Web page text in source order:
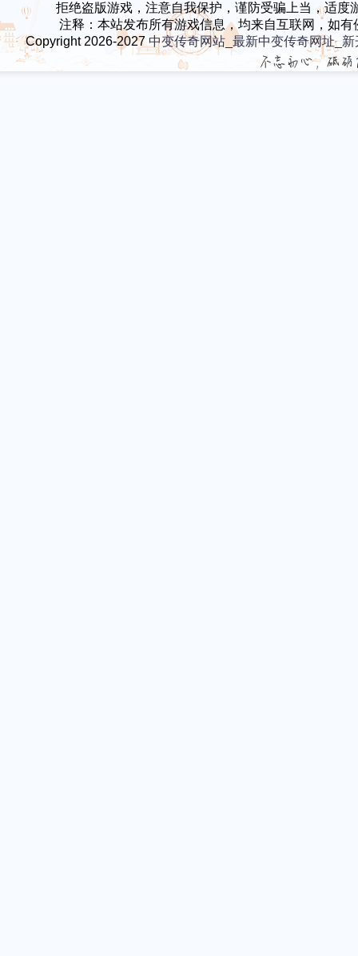
拒绝盗版游戏，注意自我保护，谨防受骗上当，适
注释：本站发布所有游戏信息，均来自互联网，如
Copyright 2026-2027 中变传奇网站_最新中变传奇网址_